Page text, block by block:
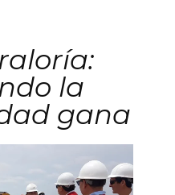
la
gana